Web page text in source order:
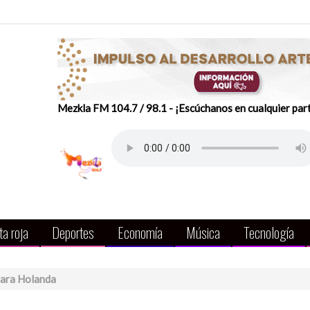
Mezkla FM 104.7 / 98.1 - ¡Escúchanos en cualquier
roja Deportes Economía Música Tecnología
Holanda